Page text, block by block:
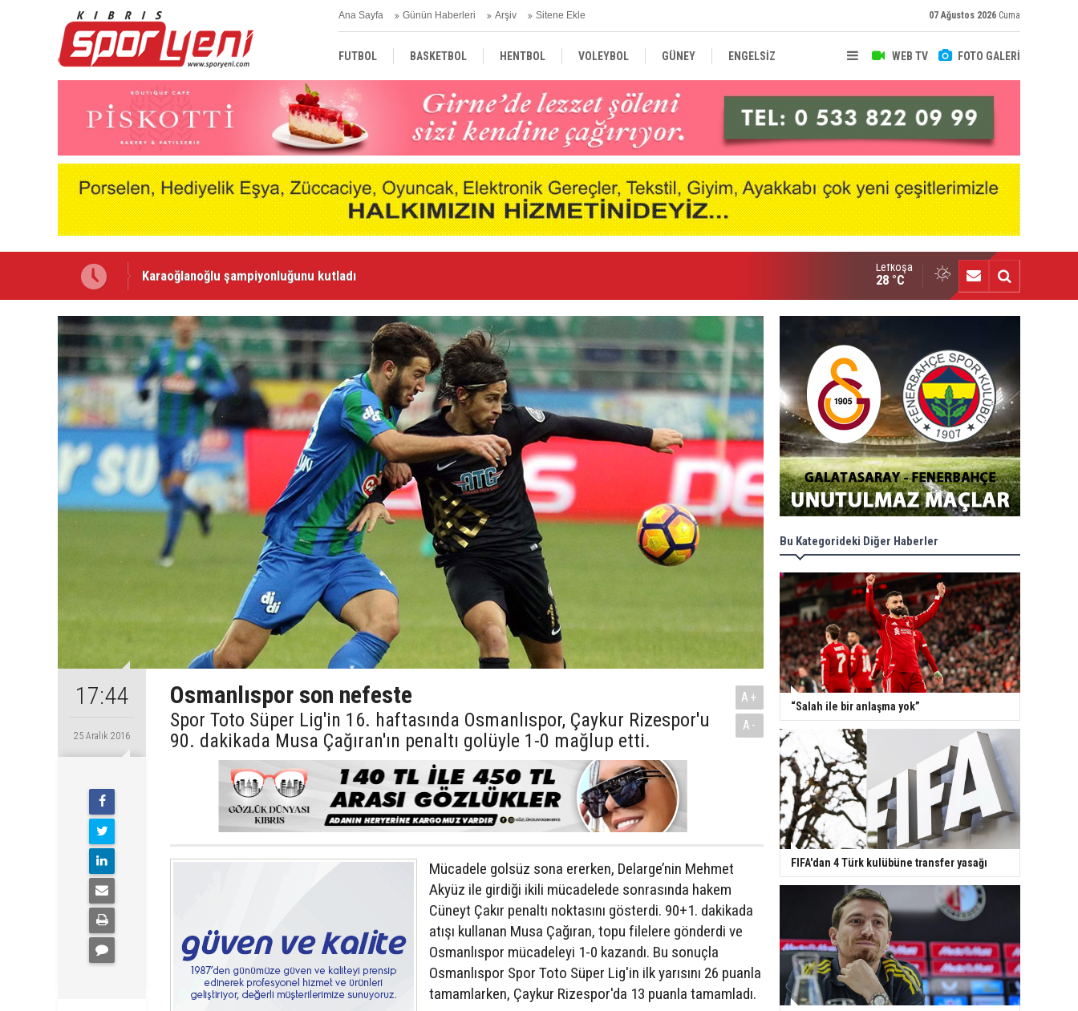
Ana Sayfa Günün Haberleri Arşiv Sitene Ekle 07 Ağustos 2026 Cuma
WEB TV FOTO GALERİ
FUTBOL BASKETBOL HENTBOL VOLEYBOL GÜNEY ENGELSİZ
TÜRKİYE AVRUPA DÜNYA
Voleybolda transfer dönemi sürüyor
Lefkoşa
28 °C
17:44
25 Aralık 2016
Osmanlıspor son nefeste
Spor Toto Süper Lig'in 16. haftasında Osmanlıspor, Çaykur Rizespor'u
90. dakikada Musa Çağıran'ın penaltı golüyle 1-0 mağlup etti.
A+
A-
Mücadele golsüz sona ererken, Delarge’nin Mehmet
Akyüz ile girdiği ikili mücadelede sonrasında hakem
Cüneyt Çakır penaltı noktasını gösterdi. 90+1. dakikada
atışı kullanan Musa Çağıran, topu filelere gönderdi ve
Osmanlıspor mücadeleyi 1-0 kazandı. Bu sonuçla
Osmanlıspor Spor Toto Süper Lig'in ilk yarısını 26 puanla
tamamlarken, Çaykur Rizespor'da 13 puanla tamamladı.
Bu Kategorideki Diğer Haberler
“Salah ile bir anlaşma yok”
FIFA'dan 4 Türk kulübüne transfer yasağı